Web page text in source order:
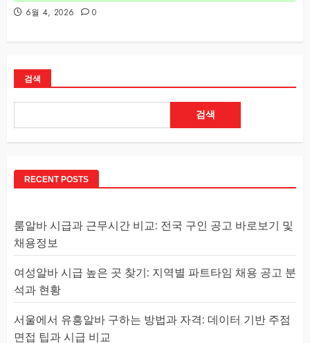
6월 4, 2026 0
검색
검색
RECENT POSTS
룸알바 시급과 근무시간 비교: 전국 구인 공고 바로보기 및
채용정보
여성알바 시급 높은 곳 찾기: 지역별 파트타임 채용 공고 분
석과 현황
서울에서 유흥알바 구하는 방법과 자격: 데이터 기반 주점
면접 팁과 시급 비교